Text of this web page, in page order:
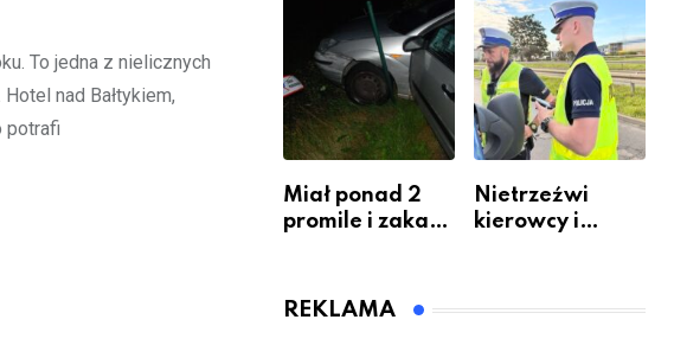
To jedna z nielicznych
nad Bałtykiem,
potrafi
zawodem
przyszłości i
gdzie się go
nauczyć?
Powstania
Warszawskiego
Miał ponad 2
promile i zakaz
kierownicę w
Nietrzeźwi
kierowcy i
REKLAMA